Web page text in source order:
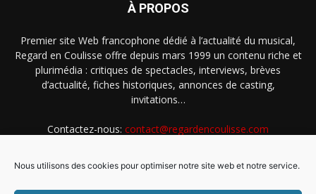
Nous utilisons des cookies pour optimiser notre site web et notre service.
À PROPOS
Premier site Web francophone dédié à l’actualité du musical,
Regard en Coulisse offre depuis mars 1999 un contenu riche et
plurimédia : critiques de spectacles, interviews, brèves
d’actualité, fiches historiques, annonces de casting,
invitations…
Contactez-nous: contact@regardencoulisse.com